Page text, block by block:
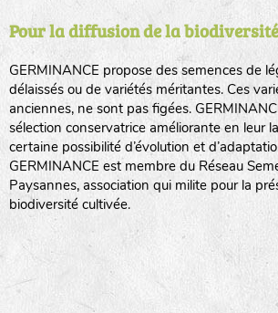
Pour la diffusion de la
GERMINANCE propose des semences de
délaissés ou de variétés méritantes. Ces
anciennes, ne sont pas figées.
sélection conservatrice améliorante en leur
certaine possibilité d’évolution et
GERMINANCE est membre du Réseau
Paysannes, association qui milite pour la
biodiversité cultivée.